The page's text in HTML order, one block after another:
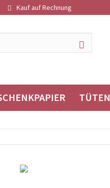
Kauf auf Rechnung
TÜTEN